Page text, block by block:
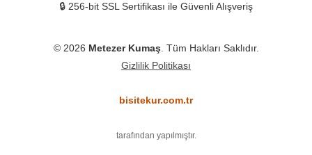
🔒 256-bit SSL Sertifikası ile Güvenli Alışveriş
© 2026 Metezer Kumaş . Tüm Hakları Saklıdır.
Gizlilik Politikası
bisitekur.com.tr
tarafından yapılmıştır.